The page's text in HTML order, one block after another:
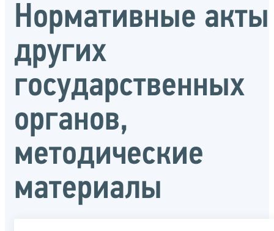
Нормативные акты
других
государственных
органов,
методические
материалы